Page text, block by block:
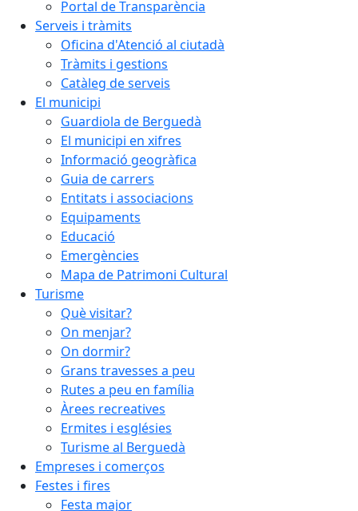
Portal de Transparència
Serveis i tràmits
Oficina d'Atenció al ciutadà
Tràmits i gestions
Catàleg de serveis
El municipi
Guardiola de Berguedà
El municipi en xifres
Informació geogràfica
Guia de carrers
Entitats i associacions
Equipaments
Educació
Emergències
Mapa de Patrimoni Cultural
Turisme
Què visitar?
On menjar?
On dormir?
Grans travesses a peu
Rutes a peu en família
Àrees recreatives
Ermites i esglésies
Turisme al Berguedà
Empreses i comerços
Festes i fires
Festa major